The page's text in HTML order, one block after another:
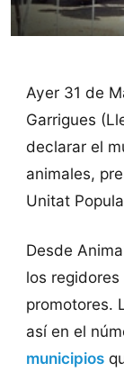
Ayer 31 de
Garrigues
declarar el
animales,
Unitat
Desde
los
promotores.
así en el
municipios